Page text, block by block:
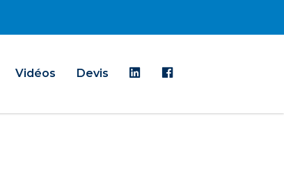
Vidéos Devis Linkedin